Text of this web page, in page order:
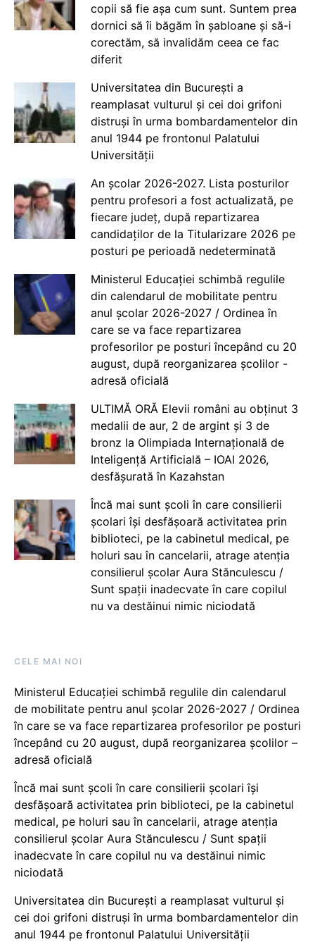
copii să fie așa cum sunt. Suntem prea
dornici să îi băgăm în șabloane și să-i
corectăm, să invalidăm ceea ce fac
diferit
Universitatea din București a
reamplasat vulturul și cei doi grifoni
distruși în urma bombardamentelor din
anul 1944 pe frontonul Palatului
Universității
An școlar 2026-2027. Lista posturilor
pentru profesori a fost actualizată, pe
fiecare județ, după repartizarea
candidaților de la Titularizare 2026 pe
posturi pe perioadă nedeterminată
Ministerul Educației schimbă regulile
din calendarul de mobilitate pentru
anul școlar 2026-2027 / Ordinea în
care se va face repartizarea
profesorilor pe posturi începând cu 20
august, după reorganizarea școlilor -
adresă oficială
ULTIMĂ ORĂ Elevii români au obținut 3
medalii de aur, 2 de argint și 3 de
bronz la Olimpiada Internațională de
Inteligență Artificială – IOAI 2026,
desfășurată în Kazahstan
Încă mai sunt școli în care consilierii
școlari își desfășoară activitatea prin
biblioteci, pe la cabinetul medical, pe
holuri sau în cancelarii, atrage atenția
consilierul școlar Aura Stănculescu /
Sunt spații inadecvate în care copilul
nu va destăinui nimic niciodată
CELE MAI NOI
Ministerul Educației schimbă regulile din calendarul
de mobilitate pentru anul școlar 2026-2027 / Ordinea
în care se va face repartizarea profesorilor pe posturi
începând cu 20 august, după reorganizarea școlilor –
adresă oficială
Încă mai sunt școli în care consilierii școlari își
desfășoară activitatea prin biblioteci, pe la cabinetul
medical, pe holuri sau în cancelarii, atrage atenția
consilierul școlar Aura Stănculescu / Sunt spații
inadecvate în care copilul nu va destăinui nimic
niciodată
Universitatea din București a reamplasat vulturul și
cei doi grifoni distruși în urma bombardamentelor din
anul 1944 pe frontonul Palatului Universității